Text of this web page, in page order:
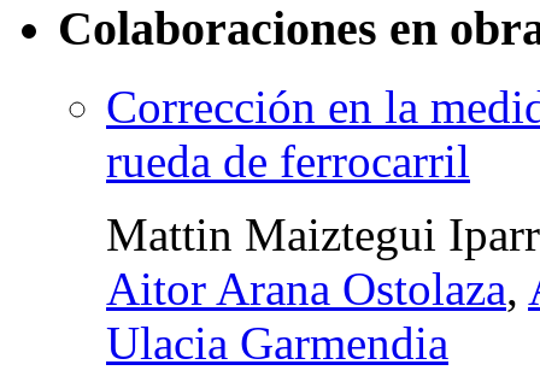
Colaboraciones en
Corrección en la
rueda de ferrocarril
Mattin Maiztegui
Aitor Arana Ostolaza,
Ulacia Garmendia